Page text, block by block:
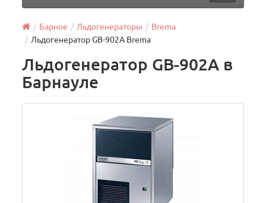
Барное Льдогенераторы
Brema
Льдогенератор GВ-902A Brema
Льдогенератор GВ-902A в
Барнауле